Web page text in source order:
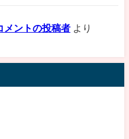
ントの投稿者 より